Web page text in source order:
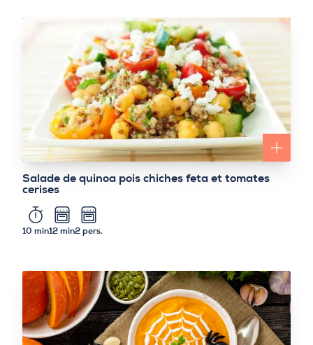
Salade de quinoa pois chiches feta et tomates
cerises
10 min12 min2 pers.